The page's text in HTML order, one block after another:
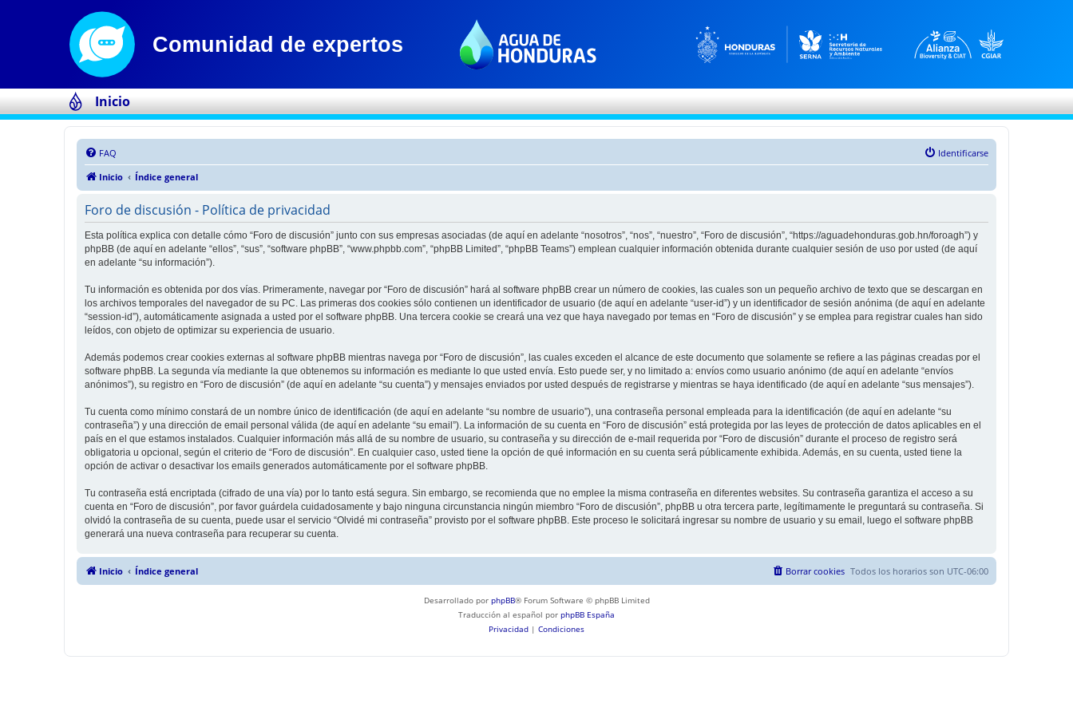
Inicio
FAQ
Identificarse
Inicio
Índice general
Foro de discusión - Política de privacidad
Esta política explica con detalle cómo “Foro de discusión” junto con sus empresas asociadas (de aquí en adelante “nosotros”, “nos”, “nuestro”, “Foro de discusión”, “https://aguadehonduras.gob.hn/foroagh”) y
phpBB (de aquí en adelante “ellos”, “sus”, “software phpBB”, “www.phpbb.com”, “phpBB Limited”, “phpBB Teams”) emplean cualquier información obtenida durante cualquier sesión de uso por usted (de aquí
en adelante “su información”).
Tu información es obtenida por dos vías. Primeramente, navegar por “Foro de discusión” hará al software phpBB crear un número de cookies, las cuales son un pequeño archivo de texto que se descargan en
los archivos temporales del navegador de su PC. Las primeras dos cookies sólo contienen un identificador de usuario (de aquí en adelante “user-id”) y un identificador de sesión anónima (de aquí en adelante
“session-id”), automáticamente asignada a usted por el software phpBB. Una tercera cookie se creará una vez que haya navegado por temas en “Foro de discusión” y se emplea para registrar cuales han sido
leídos, con objeto de optimizar su experiencia de usuario.
Además podemos crear cookies externas al software phpBB mientras navega por “Foro de discusión”, las cuales exceden el alcance de este documento que solamente se refiere a las páginas creadas por el
software phpBB. La segunda vía mediante la que obtenemos su información es mediante lo que usted envía. Esto puede ser, y no limitado a: envíos como usuario anónimo (de aquí en adelante “envíos
anónimos”), su registro en “Foro de discusión” (de aquí en adelante “su cuenta”) y mensajes enviados por usted después de registrarse y mientras se haya identificado (de aquí en adelante “sus mensajes”).
Tu cuenta como mínimo constará de un nombre único de identificación (de aquí en adelante “su nombre de usuario”), una contraseña personal empleada para la identificación (de aquí en adelante “su
contraseña”) y una dirección de email personal válida (de aquí en adelante “su email”). La información de su cuenta en “Foro de discusión” está protegida por las leyes de protección de datos aplicables en el
país en el que estamos instalados. Cualquier información más allá de su nombre de usuario, su contraseña y su dirección de e-mail requerida por “Foro de discusión” durante el proceso de registro será
obligatoria u opcional, según el criterio de “Foro de discusión”. En cualquier caso, usted tiene la opción de qué información en su cuenta será públicamente exhibida. Además, en su cuenta, usted tiene la
opción de activar o desactivar los emails generados automáticamente por el software phpBB.
Tu contraseña está encriptada (cifrado de una vía) por lo tanto está segura. Sin embargo, se recomienda que no emplee la misma contraseña en diferentes websites. Su contraseña garantiza el acceso a su
cuenta en “Foro de discusión”, por favor guárdela cuidadosamente y bajo ninguna circunstancia ningún miembro “Foro de discusión”, phpBB u otra tercera parte, legítimamente le preguntará su contraseña. Si
olvidó la contraseña de su cuenta, puede usar el servicio “Olvidé mi contraseña” provisto por el software phpBB. Este proceso le solicitará ingresar su nombre de usuario y su email, luego el software phpBB
generará una nueva contraseña para recuperar su cuenta.
Inicio Índice general Todos los horarios son UTC-06:00
Borrar cookies
Desarrollado por phpBB® Forum Software © phpBB Limited
Traducción al español por phpBB España
Privacidad | Condiciones